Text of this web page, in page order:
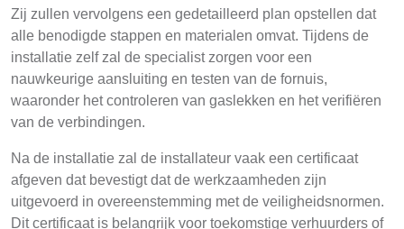
Zij zullen vervolgens een gedetailleerd plan opstellen dat
alle benodigde stappen en materialen omvat. Tijdens de
installatie zelf zal de specialist zorgen voor een
nauwkeurige aansluiting en testen van de fornuis,
waaronder het controleren van gaslekken en het verifiëren
van de verbindingen.
Na de installatie zal de installateur vaak een certificaat
afgeven dat bevestigt dat de werkzaamheden zijn
uitgevoerd in overeenstemming met de veiligheidsnormen.
Dit certificaat is belangrijk voor toekomstige verhuurders of